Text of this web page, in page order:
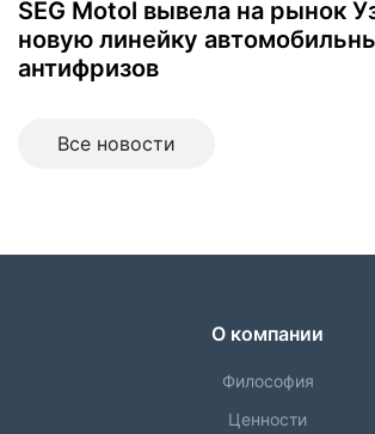
SEG Motol вывела на рынок
новую линейку
антифризов
Все новоcти
О компании
Философия
Ценности